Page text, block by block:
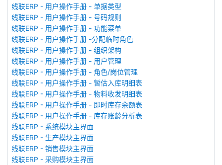
线联ERP - 用户操作手册 - 单据类型
线联ERP - 用户操作手册 - 号码规则
线联ERP - 用户操作手册 - 功能菜单
线联ERP - 用户操作手册 -分配临时角色
线联ERP - 用户操作手册 - 组织架构
线联ERP - 用户操作手册 - 用户管理
线联ERP - 用户操作手册 - 角色/岗位管理
线联ERP - 用户操作手册 - 暂估入库明细表
线联ERP - 用户操作手册 - 物料收发明细表
线联ERP - 用户操作手册 - 即时库存余额表
线联ERP - 用户操作手册 - 库存账龄分析表
线联ERP - 系统模块主界面
线联ERP - 生产模块主界面
线联ERP - 销售模块主界面
线联ERP - 采购模块主界面